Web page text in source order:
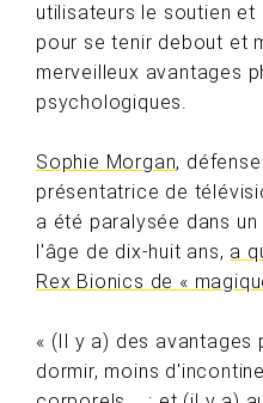
utilisateurs le soutien
pour se tenir debout et
merveilleux avantages
psychologiques.
Sophie Morgan,
présentatrice de
a été paralysée dans
l'âge de dix-huit ans, a
Rex Bionics de «
« (Il y a) des avantages
dormir, moins